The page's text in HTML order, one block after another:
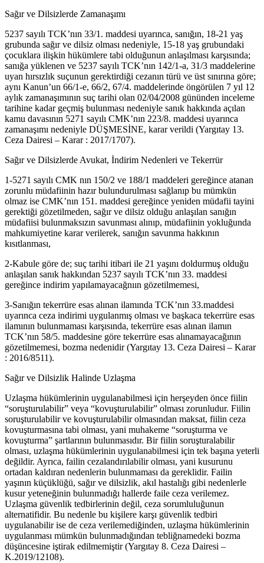
Sağır ve Dilsizlerde Zamanaşımı
5237 sayılı TCK’nın 33/1. maddesi uyarınca, sanığın, 18-21 yaş
grubunda sağır ve dilsiz olması nedeniyle, 15-18 yaş grubundaki
çocuklara ilişkin hükümlere tabi olduğunun anlaşılması karşısında;
sanığa yüklenen ve 5237 sayılı TCK’nın 142/1-a, 31/3 maddelerine
uyan hırsızlık suçunun gerektirdiği cezanın türü ve üst sınırına göre;
aynı Kanun’un 66/1-e, 66/2, 67/4. maddelerinde öngörülen 7 yıl 12
aylık zamanaşımının suç tarihi olan 02/04/2008 gününden inceleme
tarihine kadar geçmiş bulunması nedeniyle sanık hakkında açılan
kamu davasının 5271 sayılı CMK’nın 223/8. maddesi uyarınca
zamanaşımı nedeniyle DÜŞMESİNE, karar verildi (Yargıtay 13.
Ceza Dairesi – Karar : 2017/1707).
Sağır ve Dilsizlerde Avukat, İndirim Nedenleri ve Tekerrür
1-5271 sayılı CMK nın 150/2 ve 188/1 maddeleri gereğince atanan
zorunlu müdafiinin hazır bulundurulması sağlanıp bu mümkün
olmaz ise CMK’nın 151. maddesi gereğince yeniden müdafii tayini
gerektiği gözetilmeden, sağır ve dilsiz olduğu anlaşılan sanığın
müdafiisi bulunmaksızın savunması alınıp, müdafiinin yokluğunda
mahkumiyetine karar verilerek, sanığın savunma hakkının
kısıtlanması,
2-Kabule göre de; suç tarihi itibari ile 21 yaşını doldurmuş olduğu
anlaşılan sanık hakkından 5237 sayılı TCK’nın 33. maddesi
gereğince indirim yapılamayacağnıın gözetilmemesi,
3-Sanığın tekerrüre esas alınan ilamında TCK’nın 33.maddesi
uyarınca ceza indirimi uygulanmış olması ve başkaca tekerrüre esas
ilamının bulunmaması karşısında, tekerrüre esas alınan ilamın
TCK’nın 58/5. maddesine göre tekerrüre esas alınamayacağının
gözetilmemesi, bozma nedenidir (Yargıtay 13. Ceza Dairesi – Karar
: 2016/8511).
Sağır ve Dilsizlik Halinde Uzlaşma
Uzlaşma hükümlerinin uygulanabilmesi için herşeyden önce fiilin
“soruşturulabilir” veya “kovuşturulabilir” olması zorunludur. Fiilin
soruşturulabilir ve kovuşturulabilir olmasından maksat, fiilin ceza
kovuşturmasına tabi olması, yani muhakeme “soruşturma ve
kovuşturma” şartlarının bulunmasıdır. Bir fiilin soruşturalabilir
olması, uzlaşma hükümlerinin uygulanabilmesi için tek başına yeterli
değildir. Ayrıca, failin cezalandırılabilir olması, yani kusurunu
ortadan kaldıran nedenlerin bulunmaması da gereklidir. Failin
yaşının küçüklüğü, sağır ve dilsizlik, akıl hastalığı gibi nedenlerle
kusur yeteneğinin bulunmadığı hallerde faile ceza verilemez.
Uzlaşma güvenlik tedbirlerinin değil, ceza sorumluluğunun
alternatifidir. Bu nedenle bu kişilere karşı güvenlik tedbiri
uygulanabilir ise de ceza verilemediğinden, uzlaşma hükümlerinin
uygulanması mümkün bulunmadığından tebliğnamedeki bozma
düşüncesine iştirak edilmemiştir (Yargıtay 8. Ceza Dairesi –
K.2019/12108).